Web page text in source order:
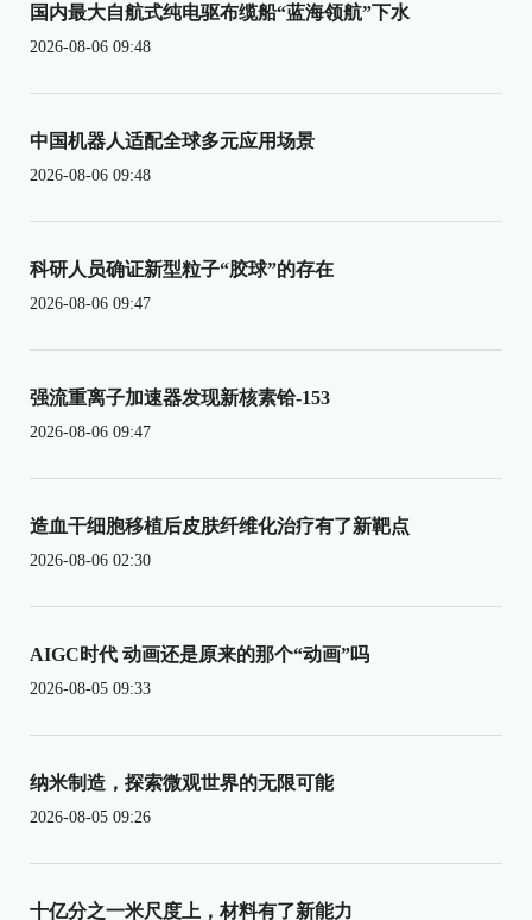
国内最大自航式纯电驱布缆船“蓝海领航”下水
2026-08-06 09:48
中国机器人适配全球多元应用场景
2026-08-06 09:48
科研人员确证新型粒子“胶球”的存在
2026-08-06 09:47
强流重离子加速器发现新核素铪-153
2026-08-06 09:47
造血干细胞移植后皮肤纤维化治疗有了新靶点
2026-08-06 02:30
AIGC时代 动画还是原来的那个“动画”吗
2026-08-05 09:33
纳米制造，探索微观世界的无限可能
2026-08-05 09:26
十亿分之一米尺度上，材料有了新能力